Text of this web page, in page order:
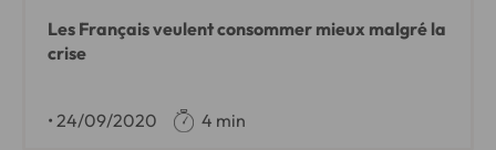
Les Français veulent consommer mieux malgré la
crise
• 24/09/2020 4 min